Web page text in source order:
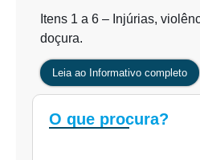
Itens 1 a 6 – Injúrias,
doçura.
Leia ao Informativo completo
O que procura?